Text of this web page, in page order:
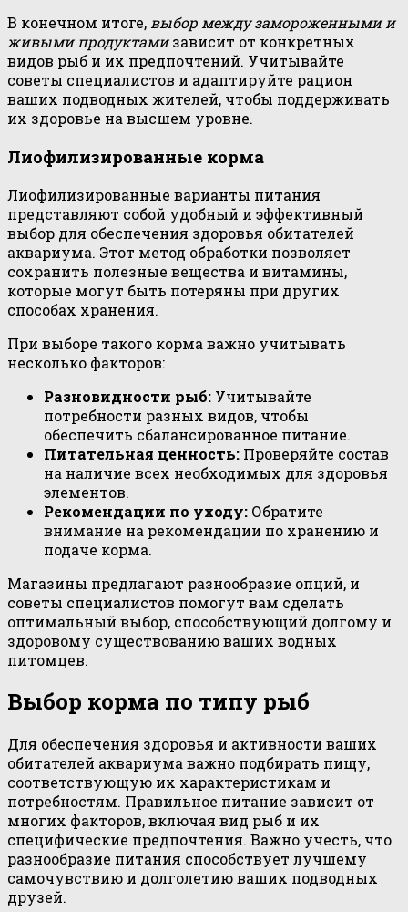
В конечном итоге, выбор между замороженными и
живыми продуктамизависит от конкретных
видов рыб и их предпочтений. Учитывайте
советы специалистов и адаптируйте рацион
ваших подводных жителей, чтобы поддерживать
их здоровье на высшем уровне.
Лиофилизированные корма
Лиофилизированные варианты питания
представляют собой удобный и эффективный
выбор для обеспечения здоровья обитателей
аквариума. Этот метод обработки позволяет
сохранить полезные вещества и витамины,
которые могут быть потеряны при других
способах хранения.
При выборе такого корма важно учитывать
несколько факторов:
Разновидности рыб: Учитывайте
потребности разных видов, чтобы
обеспечить сбалансированное питание.
Питательная ценность: Проверяйте состав
на наличие всех необходимых для здоровья
элементов.
Рекомендации по уходу: Обратите
внимание на рекомендации по хранению и
подаче корма.
Магазины предлагают разнообразие опций, и
советы специалистов помогут вам сделать
оптимальный выбор, способствующий долгому и
здоровому существованию ваших водных
питомцев.
Выбор корма по типу рыб
Для обеспечения здоровья и активности ваших
обитателей аквариума важно подбирать пищу,
соответствующую их характеристикам и
потребностям. Правильное питание зависит от
многих факторов, включая вид рыб и их
специфические предпочтения. Важно учесть, что
разнообразие питания способствует лучшему
самочувствию и долголетию ваших подводных
друзей.